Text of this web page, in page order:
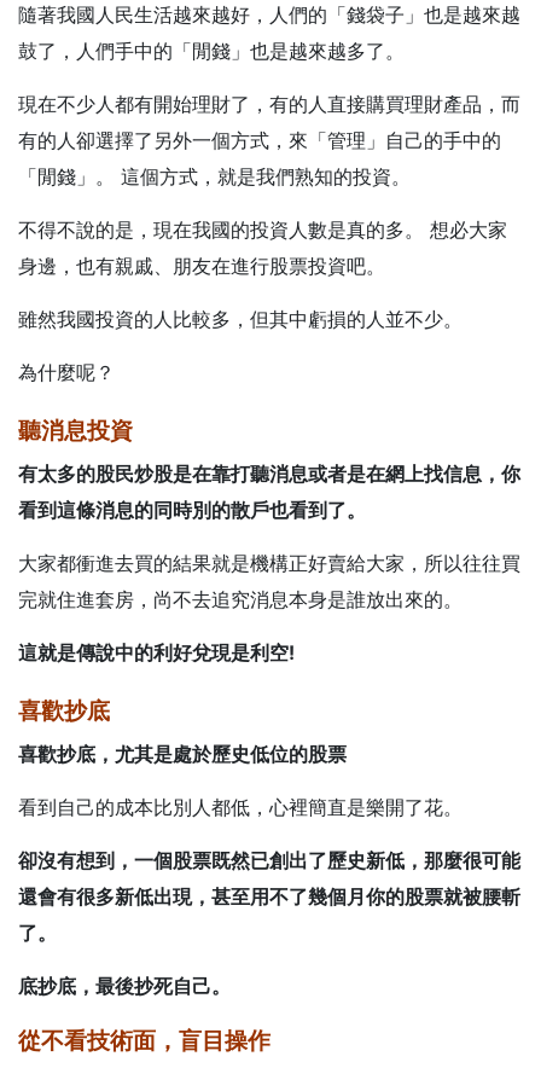
隨著我國人民生活越來越好，人們的「錢袋子」也是越來越
鼓了，人們手中的「閒錢」也是越來越多了。
現在不少人都有開始理財了，有的人直接購買理財產品，而
有的人卻選擇了另外一個方式，來「管理」自己的手中的
「閒錢」。 這個方式，就是我們熟知的投資。
不得不說的是，現在我國的投資人數是真的多。 想必大家
身邊，也有親戚、朋友在進行股票投資吧。
雖然我國投資的人比較多，但其中虧損的人並不少。
為什麼呢？
聽消息投資
有太多的股民炒股是在靠打聽消息或者是在網上找信息 ，你
看到這條消息的同時別的散戶也看到了。
大家都衝進去買的結果就是機構正好賣給大家，所以往往買
完就住進套房，尚不去追究消息本身是誰放出來的。
這就是傳說中的利好兌現是利空!
喜歡抄底
喜歡抄底，尤其是處於歷史低位的股票
看到自己的成本比別人都低，心裡簡直是樂開了花。
卻沒有想到，一個股票既然已創出了歷史新低，那麼很可能
還會有很多新低出現，甚至用不了幾個月你的股票就被腰斬
了。
底抄底，最後抄死自己。
從不看技術面，盲目操作